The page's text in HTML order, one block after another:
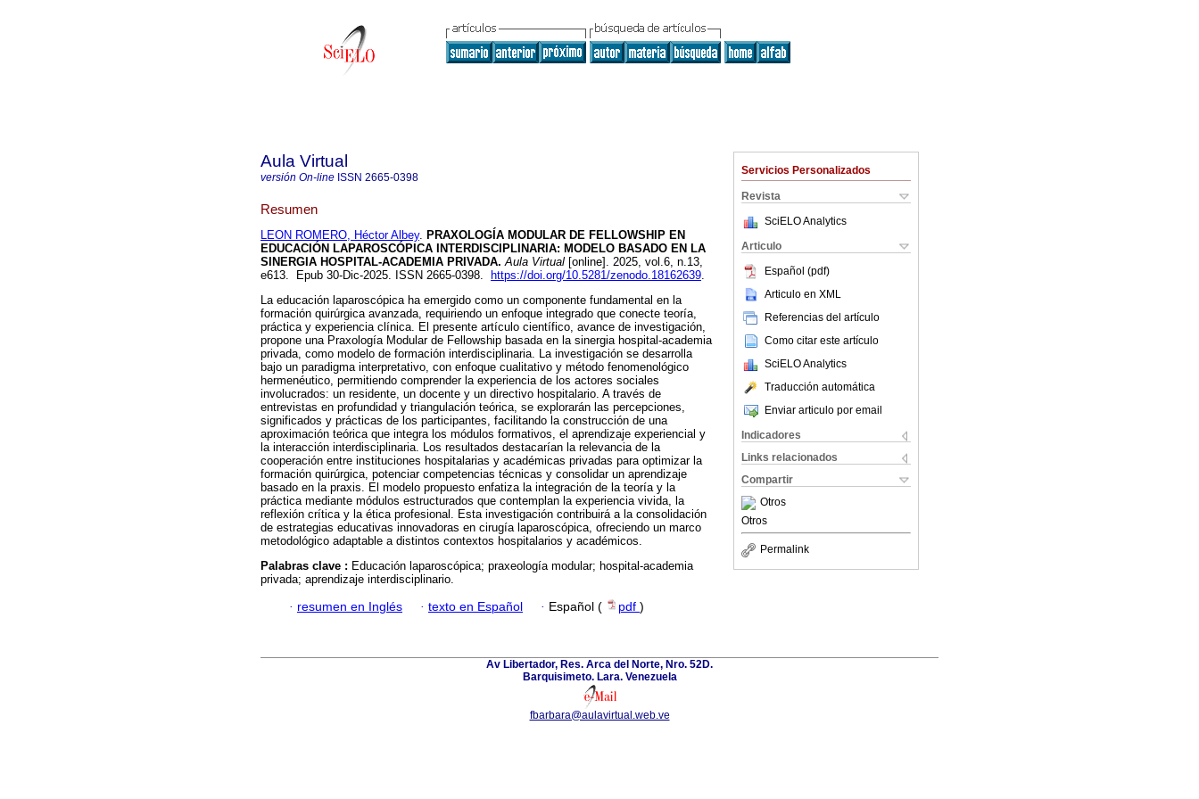
Servicios Personalizados
Revista
SciELO Analytics
Articulo
Español (pdf)
Articulo en XML
Referencias del artículo
Como citar este artículo
SciELO Analytics
Traducción automática
Enviar articulo por email
Indicadores
Links relacionados
Compartir
Otros
Otros
Permalink
Aula Virtual
versión On-line ISSN 2665-0398
Resumen
LEON ROMERO, Héctor Albey. PRAXOLOGÍA MODULAR DE FELLOWSHIP EN
EDUCACIÓN LAPAROSCÓPICA INTERDISCIPLINARIA: MODELO BASADO EN LA
SINERGIA HOSPITAL-ACADEMIA PRIVADA. Aula Virtual [online]. 2025, vol.6, n.13,
e613. Epub 30-Dic-2025. ISSN 2665-0398.
https://doi.org/10.5281/zenodo.18162639.
La educación laparoscópica ha emergido como un componente fundamental en la
formación quirúrgica avanzada, requiriendo un enfoque integrado que conecte teoría,
práctica y experiencia clínica. El presente artículo científico, avance de investigación,
propone una Praxología Modular de Fellowship basada en la sinergia hospital-academia
privada, como modelo de formación interdisciplinaria. La investigación se desarrolla
bajo un paradigma interpretativo, con enfoque cualitativo y método fenomenológico
hermenéutico, permitiendo comprender la experiencia de los actores sociales
involucrados: un residente, un docente y un directivo hospitalario. A través de
entrevistas en profundidad y triangulación teórica, se explorarán las percepciones,
significados y prácticas de los participantes, facilitando la construcción de una
aproximación teórica que integra los módulos formativos, el aprendizaje experiencial y
la interacción interdisciplinaria. Los resultados destacarían la relevancia de la
cooperación entre instituciones hospitalarias y académicas privadas para optimizar la
formación quirúrgica, potenciar competencias técnicas y consolidar un aprendizaje
basado en la praxis. El modelo propuesto enfatiza la integración de la teoría y la
práctica mediante módulos estructurados que contemplan la experiencia vivida, la
reflexión crítica y la ética profesional. Esta investigación contribuirá a la consolidación
de estrategias educativas innovadoras en cirugía laparoscópica, ofreciendo un marco
metodológico adaptable a distintos contextos hospitalarios y académicos.
Palabras clave : Educación laparoscópica; praxeología modular; hospital-academia
privada; aprendizaje interdisciplinario.
· resumen en Inglés · texto en Español · Español ( pdf )
Av Libertador, Res. Arca del Norte, Nro. 52D.
Barquisimeto. Lara. Venezuela
fbarbara@aulavirtual.web.ve